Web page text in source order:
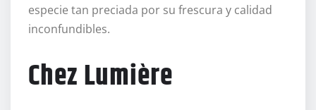
especie tan preciada por su frescura y calidad
inconfundibles.
Chez Lumière